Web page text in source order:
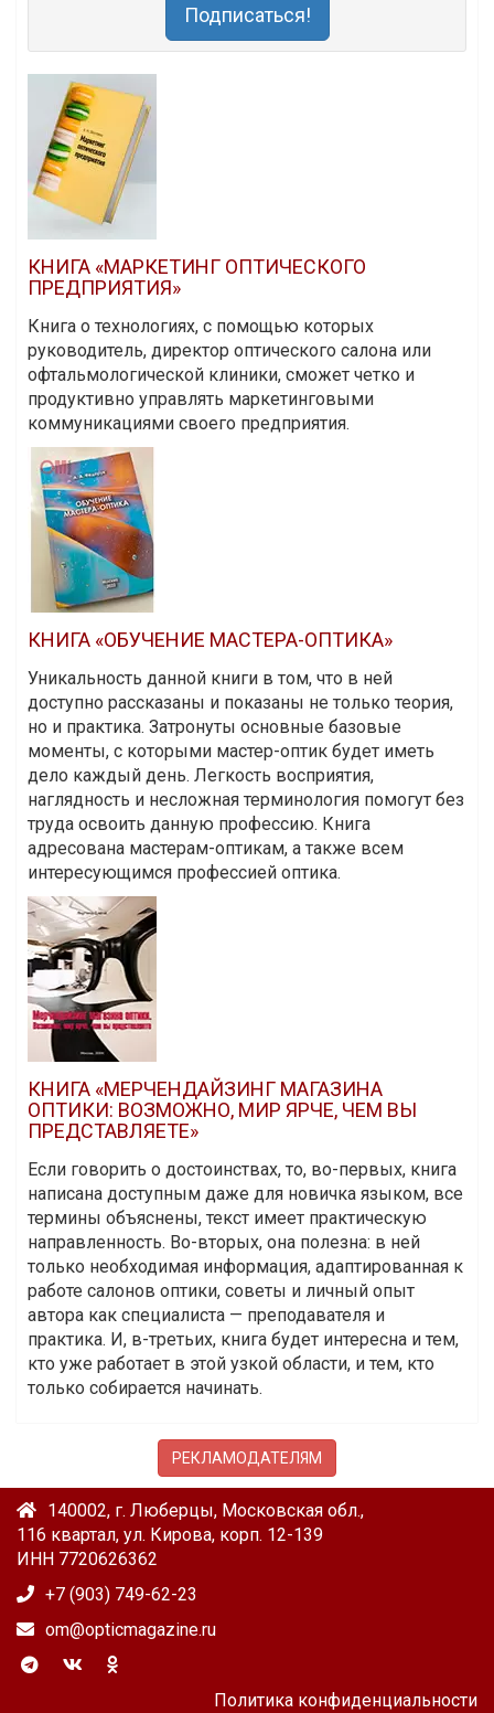
Подписаться!
КНИГА «МАРКЕТИНГ ОПТИЧЕСКОГО
ПРЕДПРИЯТИЯ»
Книга о технологиях, с помощью которых
руководитель, директор оптического салона или
офтальмологической клиники, сможет четко и
продуктивно управлять маркетинговыми
коммуникациями своего предприятия.
КНИГА «ОБУЧЕНИЕ МАСТЕРА-ОПТИКА»
Уникальность данной книги в том, что в ней
доступно рассказаны и показаны не только теория,
но и практика. Затронуты основные базовые
моменты, с которыми мастер-оптик будет иметь
дело каждый день. Легкость восприятия,
наглядность и несложная терминология помогут без
труда освоить данную профессию. Книга
адресована мастерам-оптикам, а также всем
интересующимся профессией оптика.
КНИГА «МЕРЧЕНДАЙЗИНГ МАГАЗИНА
ОПТИКИ: ВОЗМОЖНО, МИР ЯРЧЕ, ЧЕМ ВЫ
ПРЕДСТАВЛЯЕТЕ»
Если говорить о достоинствах, то, во-первых, книга
написана доступным даже для новичка языком, все
термины объяснены, текст имеет практическую
направленность. Во-вторых, она полезна: в ней
только необходимая информация, адаптированная к
работе салонов оптики, советы и личный опыт
автора как специалиста — преподавателя и
практика. И, в-третьих, книга будет интересна и тем,
кто уже работает в этой узкой области, и тем, кто
только собирается начинать.
РЕКЛАМОДАТЕЛЯМ
140002, г. Люберцы, Московская обл.,
116 квартал, ул. Кирова, корп. 12-139
ИНН 7720626362
+7 (903) 749-62-23
om@opticmagazine.ru
Политика конфиденциальности